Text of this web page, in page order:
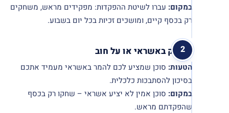
במקום: עברו לשיטת ההפקדות: מפקידים מראש, משחקים
רק בכסף קיים, ומושכים זכיות בכל יום בשבוע.
משחק באשראי או על חוב
הטעות: סוכן שמציע לכם להמר באשראי מעמיד אתכם
בסיכון להסתבכות כלכלית.
במקום: סוכן אמין לא יציע אשראי – שחקו רק בכסף
שהפקדתם מראש.